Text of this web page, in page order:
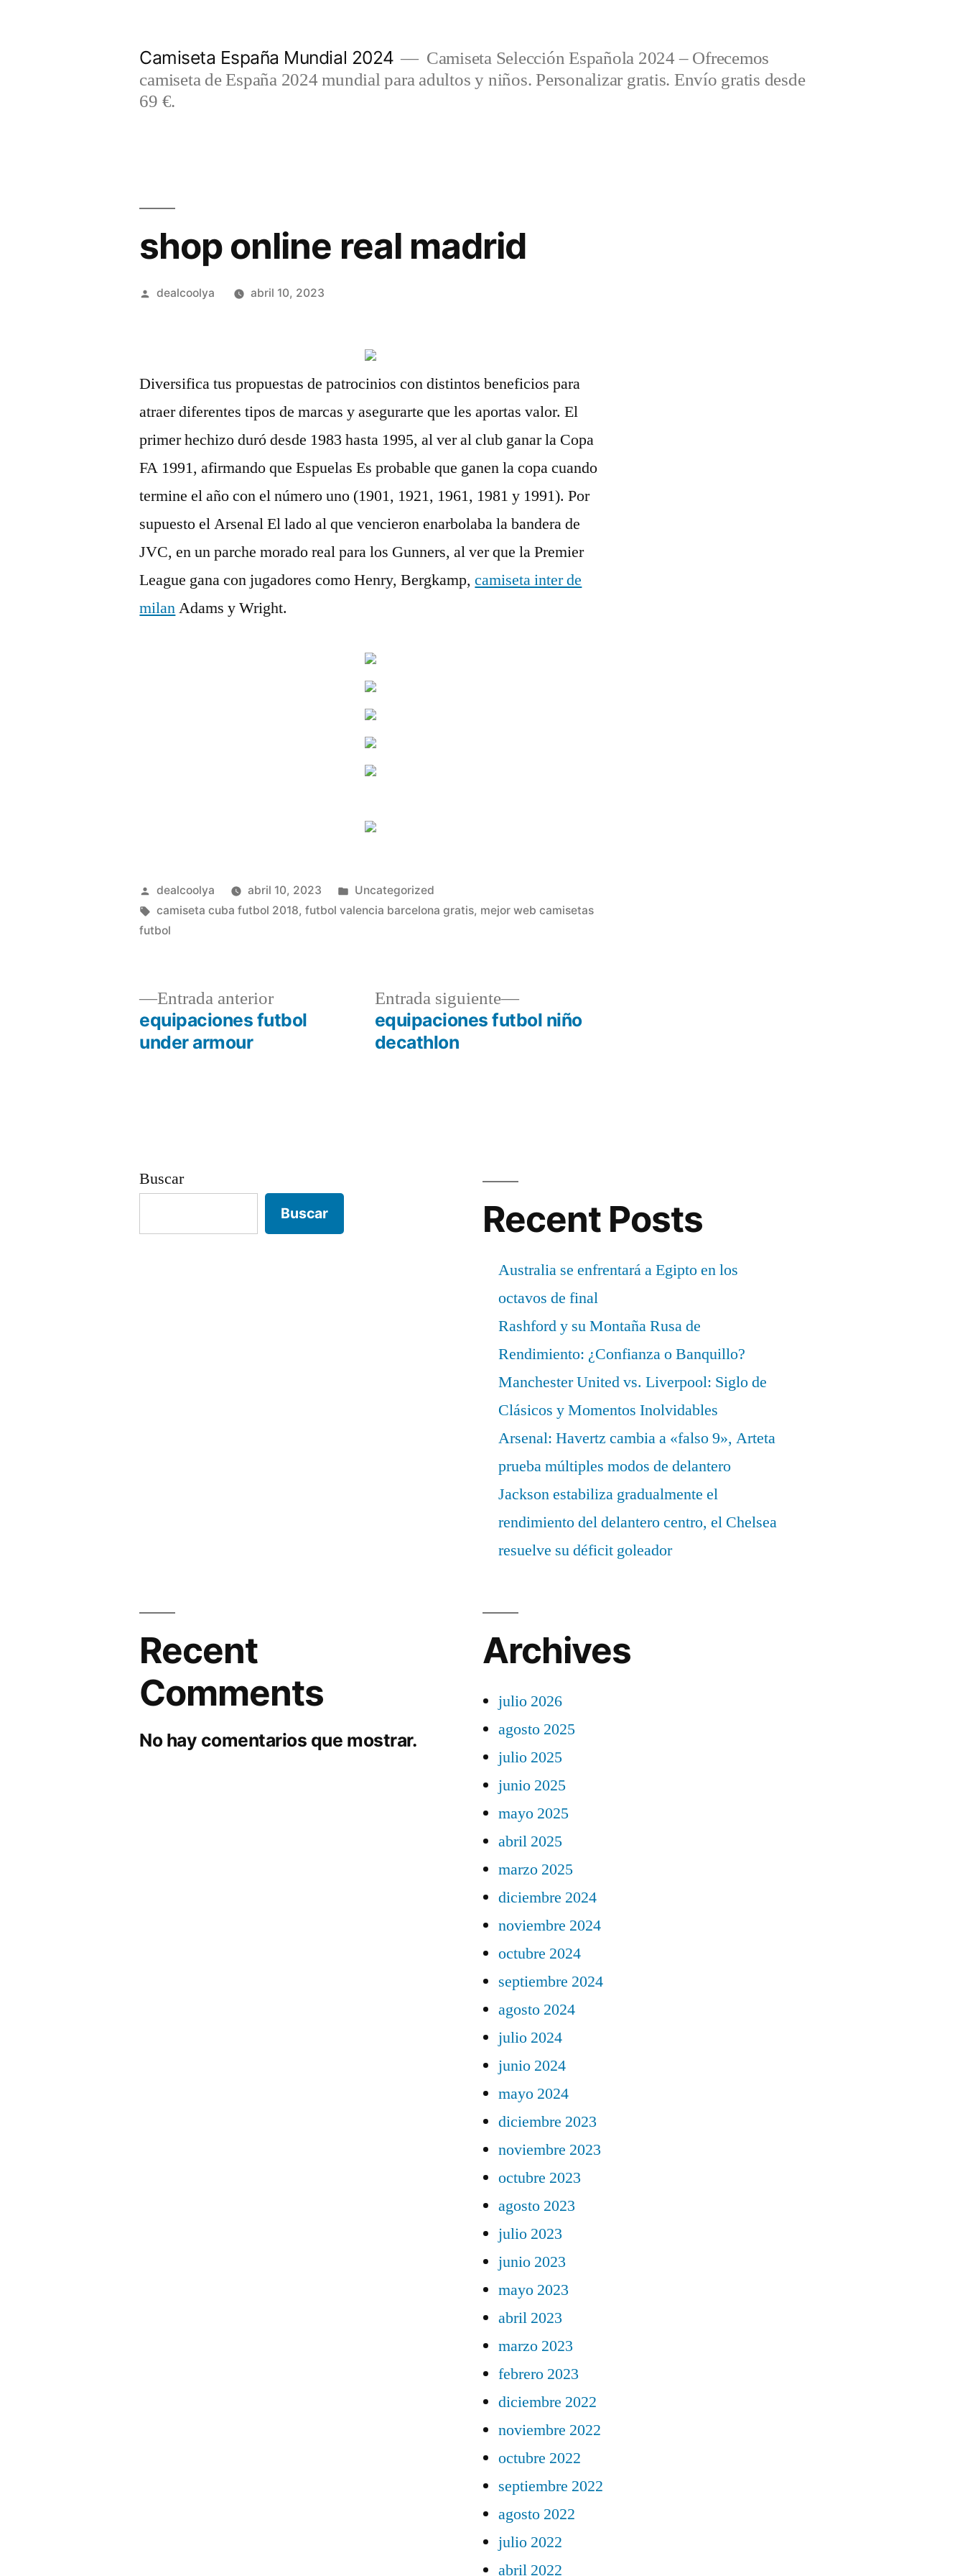
Camiseta España Mundial 2024
Camiseta Selección Española 2024 – Ofrecemos
camiseta de España 2024 mundial para adultos y niños. Personalizar gratis. Envío gratis desde
69 €.
shop online real madrid
Publicado
dealcoolya abril 10, 2023
Diversifica tus propuestas de patrocinios con distintos beneficios para
atraer diferentes tipos de marcas y asegurarte que les aportas valor. El
primer hechizo duró desde 1983 hasta 1995, al ver al club ganar la Copa
FA 1991, afirmando que Espuelas Es probable que ganen la copa cuando
termine el año con el número uno (1901, 1921, 1961, 1981 y 1991). Por
supuesto el Arsenal El lado al que vencieron enarbolaba la bandera de
JVC, en un parche morado real para los Gunners, al ver que la Premier
League gana con jugadores como Henry, Bergkamp,camiseta inter de
milanAdams y Wright.
Publicado
por
dealcoolya abril 10, 2023
Publicado
en
Uncategorized
Etiquetas:
camiseta cuba futbol 2018,futbol valencia barcelona gratis, mejor web camisetas
futbol
Navegación
Entrada anteriorEntrada
anterior:
equipaciones futbol
under armour
Entrada siguiente
Entrada
siguiente:
equipaciones futbol niño
decathlon
Buscar
Buscar Recent Posts
Australia se enfrentará a Egipto en los
octavos de final
Rashford y su Montaña Rusa de
Rendimiento: ¿Confianza o Banquillo?
Manchester United vs. Liverpool: Siglo de
Clásicos y Momentos Inolvidables
Arsenal: Havertz cambia a «falso 9», Arteta
prueba múltiples modos de delantero
Jackson estabiliza gradualmente el
rendimiento del delantero centro, el Chelsea
resuelve su déficit goleador
Recent
Comments
No hay comentarios que mostrar.
Archives
julio 2026
agosto 2025
julio 2025
junio 2025
mayo 2025
abril 2025
marzo 2025
diciembre 2024
noviembre 2024
octubre 2024
septiembre 2024
agosto 2024
julio 2024
junio 2024
mayo 2024
diciembre 2023
noviembre 2023
octubre 2023
agosto 2023
julio 2023
junio 2023
mayo 2023
abril 2023
marzo 2023
febrero 2023
diciembre 2022
noviembre 2022
octubre 2022
septiembre 2022
agosto 2022
julio 2022
abril 2022